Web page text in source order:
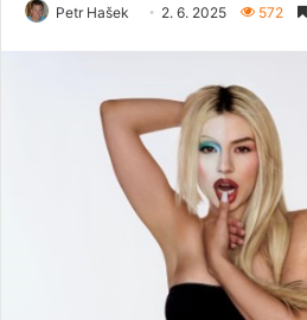
Petr Hašek 2. 6. 2025 572